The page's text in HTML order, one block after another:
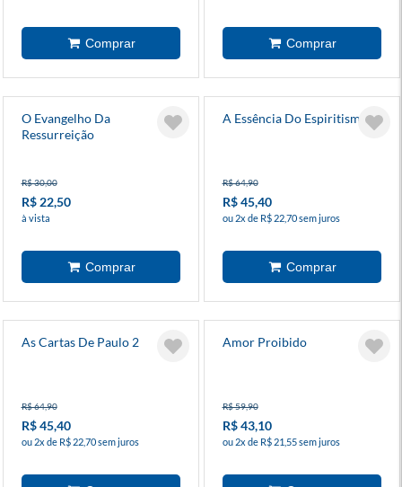
O Evangelho Da
Ressurreição
R$ 30,00
R$ 22,50
à vista
A Essência Do Espiritismo
R$ 64,90
R$ 45,40
ou 2x de R$ 22,70 sem juros
As Cartas De Paulo 2
R$ 64,90
R$ 45,40
ou 2x de R$ 22,70 sem juros
Amor Proibido
R$ 59,90
R$ 43,10
ou 2x de R$ 21,55 sem juros